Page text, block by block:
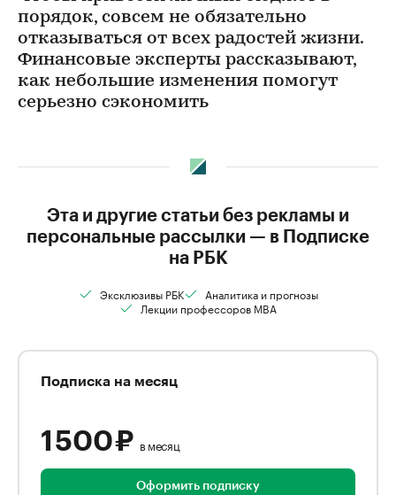
порядок, совсем не обязательно
отказываться от всех радостей жизни.
Финансовые эксперты рассказывают,
как небольшие изменения помогут
серьезно сэкономить
Эта и другие статьи без рекламы и
персональные рассылки — в Подписке
на РБК
Эксклюзивы РБК
Аналитика и прогнозы
Лекции профессоров MBA
Подписка на месяц
1 500 ₽ в месяц
Оформить подписку